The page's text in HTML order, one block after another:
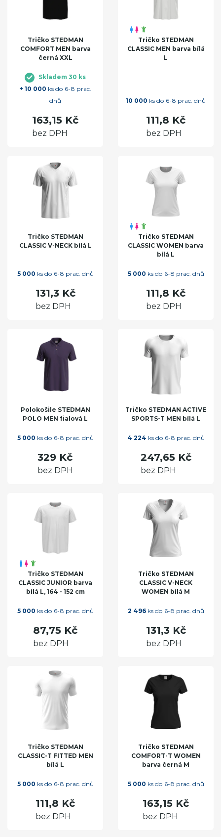
Tričko STEDMAN
COMFORT MEN barva
černá XXL
Skladem 30 ks
+ 10 000 ks do 6-8 prac.
dnů
163,15 Kč
bez DPH
Tričko STEDMAN
CLASSIC MEN barva bílá
L
10 000 ks do 6-8 prac. dnů
111,8 Kč
bez DPH
Tričko STEDMAN
CLASSIC V-NECK bílá L
5 000 ks do 6-8 prac. dnů
131,3 Kč
bez DPH
Tričko STEDMAN
CLASSIC WOMEN barva
bílá L
5 000 ks do 6-8 prac. dnů
111,8 Kč
bez DPH
Polokošile STEDMAN
POLO MEN fialová L
5 000 ks do 6-8 prac. dnů
329 Kč
bez DPH
Tričko STEDMAN ACTIVE
SPORTS-T MEN bílá L
4 224 ks do 6-8 prac. dnů
247,65 Kč
bez DPH
Tričko STEDMAN
CLASSIC JUNIOR barva
bílá L, 164 - 152 cm
5 000 ks do 6-8 prac. dnů
87,75 Kč
bez DPH
Tričko STEDMAN
CLASSIC V-NECK
WOMEN bílá M
2 496ks do 6-8 prac. dnů
131,3 Kč
bez DPH
Tričko STEDMAN
CLASSIC-T FITTED MEN
bílá L
5 000 ks do 6-8 prac. dnů
111,8 Kč
bez DPH
Tričko STEDMAN
COMFORT-T WOMEN
barva černá M
5 000 ks do 6-8 prac. dnů
163,15 Kč
bez DPH